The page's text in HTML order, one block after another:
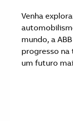
Venha
mundo, a
progresso na
um futuro